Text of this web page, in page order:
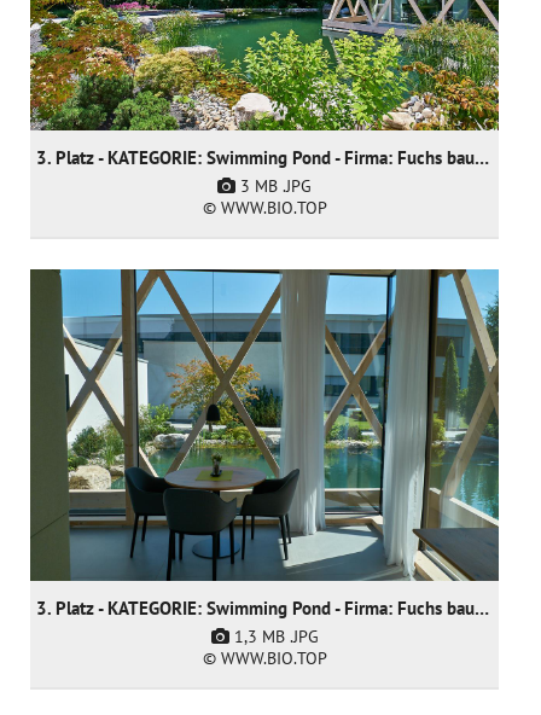
3. Platz - KATEGORIE: Swimming Pond - Firma: Fuchs baut Gärten GmbH
3 MB .JPG
© WWW.BIO.TOP
3. Platz - KATEGORIE: Swimming Pond - Firma: Fuchs baut Gärten GmbH
1,3 MB .JPG
© WWW.BIO.TOP